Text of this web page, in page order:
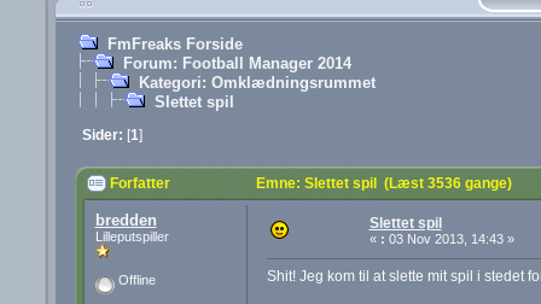
FmFreaks Forside
Forum: Football Manager 2014
Kategori: Omklædningsrummet
Slettet spil
Sider: [1]
Forfatter Emne: Slettet spil (Læst 3536 gange)
bredden
Lilleputspiller
Offline
Slettet spil
« : 03 Nov 2013, 14:43 »
Shit! Jeg kom til at slette mit spil i stedet